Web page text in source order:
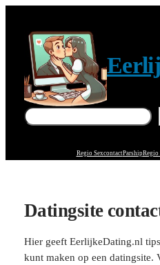
Zoeken
Regio SexcontactParshipRegio
Datingsite
Hier geeft EerlijkeDating.nl
kunt maken op een datingsite.